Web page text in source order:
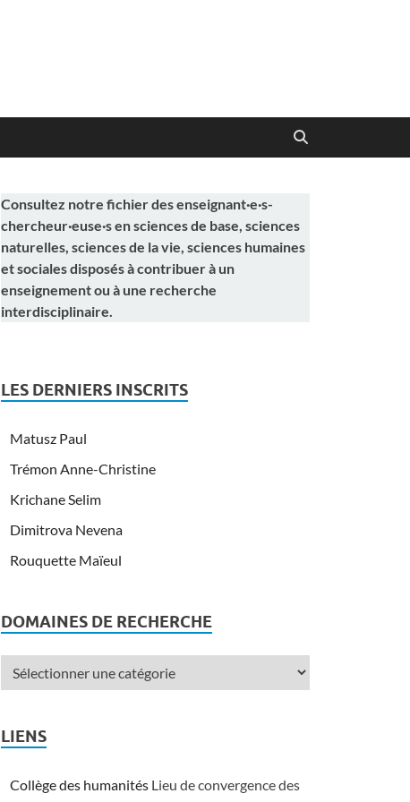
Consultez notre fichier des enseignant·e·s-
chercheur·euse·s en sciences de base, sciences
naturelles, sciences de la vie, sciences humaines
et sociales disposés à contribuer à un
enseignement ou à une recherche
interdisciplinaire.
LES DERNIERS INSCRITS
Matusz Paul
Trémon Anne-Christine
Krichane Selim
Dimitrova Nevena
Rouquette Maïeul
DOMAINES DE RECHERCHE
LIENS
Collège des humanités Lieu de convergence des